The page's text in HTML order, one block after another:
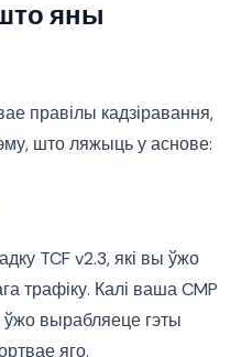
яны
правілы кадзіравання,
што ляжыць у аснове:
TCF v2.3, які вы ўжо
трафіку. Калі ваша CMP
вырабляеце гэты
яго.